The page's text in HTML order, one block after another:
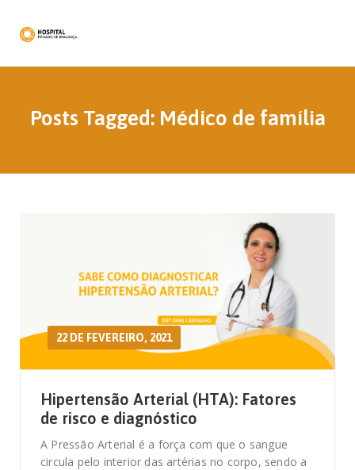
Posts Tagged: Médico de família
22 DE FEVEREIRO, 2021
Hipertensão Arterial (HTA): Fatores
de risco e diagnóstico
A Pressão Arterial é a força com que o sangue
circula pelo interior das artérias no corpo, sendo a